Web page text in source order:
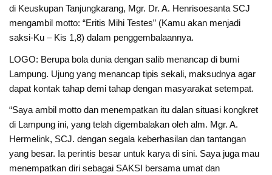
di Keuskupan Tanjungkarang, Mgr. Dr. A. Henrisoesanta SCJ
mengambil motto: “Eritis Mihi Testes” (Kamu akan menjadi
saksi-Ku – Kis 1,8) dalam penggembalaannya.
LOGO: Berupa bola dunia dengan salib menancap di bumi
Lampung. Ujung yang menancap tipis sekali, maksudnya agar
dapat kontak tahap demi tahap dengan masyarakat setempat.
“Saya ambil motto dan menempatkan itu dalan situasi kongkret
di Lampung ini, yang telah digembalakan oleh alm. Mgr. A.
Hermelink, SCJ. dengan segala keberhasilan dan tantangan
yang besar. Ia perintis besar untuk karya di sini. Saya juga mau
menempatkan diri sebagai SAKSI bersama umat dan